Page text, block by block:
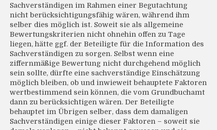
Sachverständigen im Rahmen einer Begutachtung
nicht berücksichtigungsfähig wären, während ihm
selber dies möglich ist. Soweit sie als allgemeine
Bewertungskriterien nicht ohnehin offen zu Tage
liegen, hätte ggf. der Beteiligte für die Information des
Sachverständigen zu sorgen. Selbst wenn eine
ziffernmäßige Bewertung nicht durchgehend möglich
sein sollte, dürfte eine sachverständige Einschätzung
möglich bleiben, ob und inwieweit behauptete Faktoren
wertbestimmend sein können, die vom Grundbuchamt
dann zu berücksichtigen wären. Der Beteiligte
behauptet im Übrigen selber, dass dem damaligen
Sachverständigen einige dieser Faktoren – soweit sie